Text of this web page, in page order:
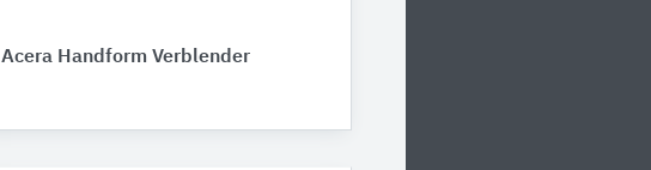
Acera Handform Verblender